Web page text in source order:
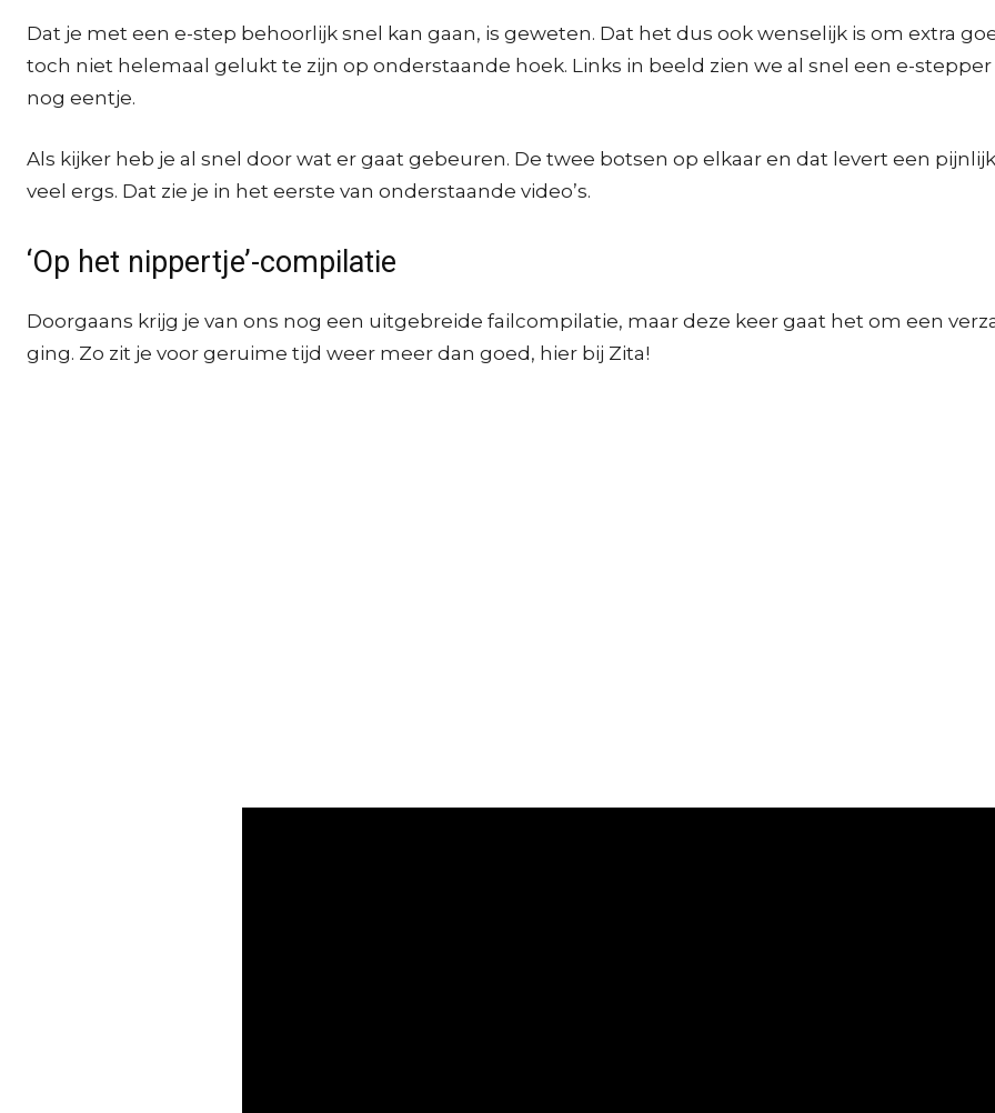
Dat je met een e-step behoorlijk snel kan gaan, is geweten. Dat het dus ook wenselijk is om extra
toch niet helemaal gelukt te zijn op onderstaande hoek. Links in beeld zien we al snel een e-
nog eentje.
Als kijker heb je al snel door wat er gaat gebeuren. De twee botsen op elkaar en dat levert een
veel ergs. Dat zie je in het eerste van onderstaande video’s.
‘Op het nippertje’-compilatie
Doorgaans krijg je van ons nog een uitgebreide failcompilatie, maar deze keer gaat het om een
ging. Zo zit je voor geruime tijd weer meer dan goed, hier bij Zita!